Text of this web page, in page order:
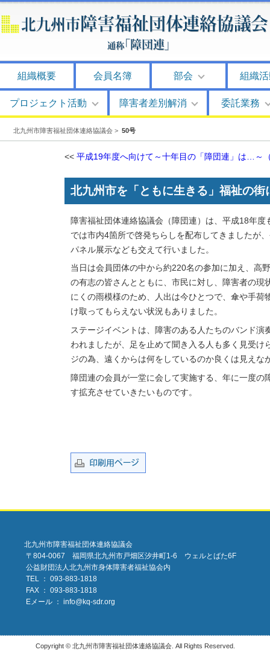
組織概要 会員名簿 部会 組織
プロジェクト活動 障害者差別解消 委託業務
北九州市障害福祉団体連絡協議会 > 50号
<< 平成19年度へ向けて～十年目の「障団連」は…～
北九州市を「ともに生きる」福祉の街
障害福祉団体連絡協議会（障団連）は、平成18年
では市内4箇所で啓発ちらしを配布してきましたが
パネル展示なども交えて行いました。
当日は会員団体の中から約220名の参加に加え、高
の有志の皆さんとともに、市民に対し、障害者の
にくの雨模様のため、人出は今ひとつで、傘や手
け取ってもらえない状況もありました。
ステージイベントは、障害のある人たちのバンド
われましたが、足を止めて聞き入る人も多く見受
ジの為、遠くからは何をしているのか良くは見えな
障団連の会員が一堂に会して実施する、年に一度
す拡充させていきたいものです。
北九州市障害福祉団体連絡協議会
〒804-0067 福岡県北九州市戸畑区汐井町1-6 ウェルとばた6F
公益財団法人北九州市身体障害者福祉協会内
TEL ： 093-883-1818
FAX ： 093-883-1818
Eメール ： info@kq-sdr.org
Copyright © 北九州市障害福祉団体連絡協議会. All Rights Reserved.